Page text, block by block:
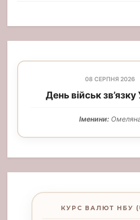
08 СЕРПНЯ 2026
День військ зв’язку
Іменини:
КУРС ВАЛЮТ НБУ